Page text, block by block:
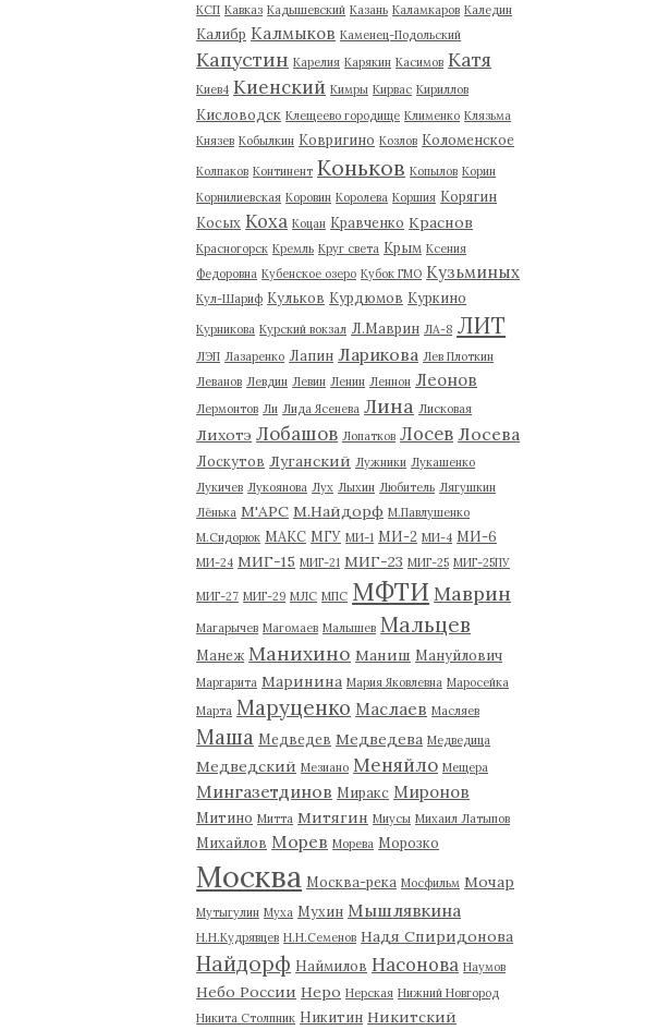
КСП Кавказ Кадышевский Казань Каламкаров Каледин
Калибр Калмыков Каменец-Подольский
Капустин Карелия Карякин Касимов Катя
Киев4 Киенский Кимры Кирвас Кириллов
Кисловодск Клещеево городище Клименко Клязьма
Князев Кобылкин Ковригино Козлов Коломенское
Колпаков Континент Коньков Копылов Корин
Корнилиевская Коровин Королева Коршия Корягин
Косых Коха Коцан Кравченко Краснов
Красногорск Кремль Круг света Крым Ксения
Федоровна Кубенское озеро Кубок ГМО Кузьминых
Кул-Шариф Кульков Курдюмов Куркино
Курникова Курский вокзал Л.Маврин ЛА-8 ЛИТ
ЛЭП Лазаренко Лапин Ларикова Лев Плоткин
Леванов Левдин Левин Ленин Леннон Леонов
Лермонтов Ли Лида Ясенева Лина Лисковая
Лихотэ Лобашов Лопатков Лосев Лосева
Лоскутов Луганский Лужники Лукашенко
Лукичев Лукоянова Лух Лыхин Любитель Лягушкин
Лёнька М'АРС М.Найдорф М.Павлушенко
М.Сидорюк МАКС МГУ МИ-1 МИ-2 МИ-4 МИ-6
МИ-24 МИГ-15 МИГ-21 МИГ-23 МИГ-25 МИГ-25ПУ
МИГ-27 МИГ-29 МЛС МПС МФТИ Маврин
Магарычев Магомаев Малышев Мальцев
Манеж Манихино Маниш Мануйлович
Маргарита Маринина Мария Яковлевна Маросейка
Марта Маруценко Маслаев Масляев
Маша Медведев Медведева Медведица
Медведский Мезиано Меняйло Мещера
Мингазетдинов Миракс Миронов
Митино Митта Митягин Миусы Михаил Латыпов
Михайлов Морев Морева Морозко
Москва Москва-река Мосфильм Мочар
Мутыгулин Муха Мухин Мышлявкина
Н.Н.Кудрявцев Н.Н.Семенов Надя Спиридонова
Найдорф Наймилов Насонова Наумов
Небо России Неро Нерская Нижний Новгород
Никита Столпник Никитин Никитский